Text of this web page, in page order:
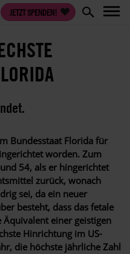
JETZT SPENDEN!
Bundesstaat Florida für
worden. Zum
54, als er hingerichtet
zurück, wonach
sei, da ein neuer
besteht, dass das fetale
einer geistigen
Hinrichtung im US-
die höchste jährliche Zahl